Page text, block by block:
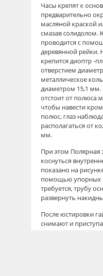
Часы крепят к
предварительно
масляной краской
смазав солидолом.
проводится с
деревянной рейки.
крепится диоптр -
отверстием
металлическое
диаметром 15,1 мм.
отстоит от полюса
чтобы навести
полюс, глаз
располагаться от
мм.
При этом Полярная
коснуться
показано на
помощью упорных
требуется, трубу
развернуть
После юстировки
снимают и